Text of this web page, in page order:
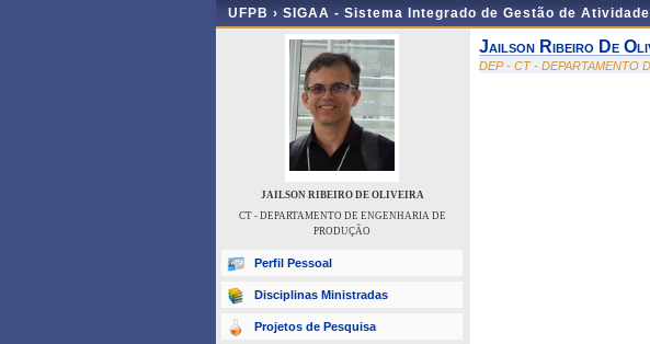
UFPB › SIGAA - Sistema Integrado de Gestão de
JAILSON RIBEIRO DE OLIVEIRA
CT - DEPARTAMENTO DE ENGENHARIA DE
PRODUÇÃO
Perfil Pessoal
Disciplinas Ministradas
Projetos de Pesquisa
Jailson Ribeiro De
DEP - CT - DEPARTAMENTO